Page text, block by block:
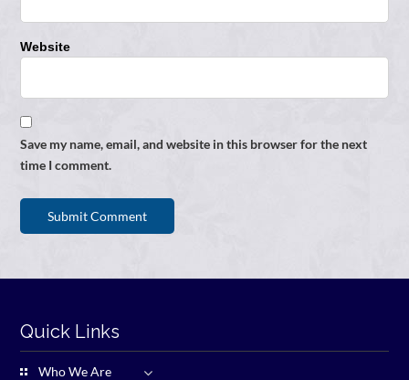
Website
Save my name, email, and website in this browser for the next
time I comment.
Quick Links
Who We Are